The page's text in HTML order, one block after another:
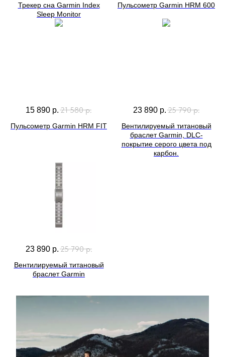
Трекер сна Garmin Index
Sleep Monitor
Пульсометр Garmin HRM 600
15 890 р. 21 580 р.
Пульсометр Garmin HRM FIT
23 890 р. 25 790 р.
Вентилируемый титановый
браслет Garmin, DLC-
покрытие серого цвета под
карбон.
23 890 р. 25 790 р.
Вентилируемый титановый
браслет Garmin